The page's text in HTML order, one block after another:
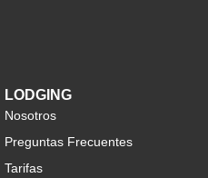
LODGING
Nosotros
Preguntas Frecuentes
Tarifas